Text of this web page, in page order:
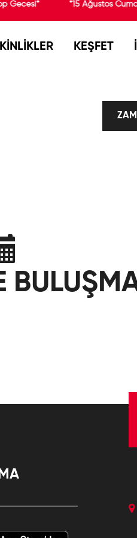
Gecesi* *15 Ağustos
KEŞFET